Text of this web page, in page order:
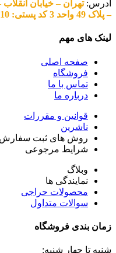
آدرس:تهران – خیابان
– پلاک 49 واحد 3 کد پستی: 1315686310
لینک های مهم
صفحه اصلی
فروشگاه
تماس با ما
درباره ما
قوانین و مقررات
ناشرین
روش های ثبت سفارش
شرایط مرجوعی
وبلاگ
نمایندگی ها
محصولات حراجی
سوالات متداول
زمان بندی فروشگاه
شنبه تا چهار شنبه: